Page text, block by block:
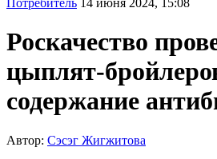
Роскачество
цыплят-
содержание
Автор: Сэсэг Жигжитова